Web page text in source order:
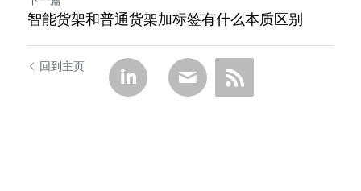
智能货架和普通货架加标签有什么本质区别
回到主页